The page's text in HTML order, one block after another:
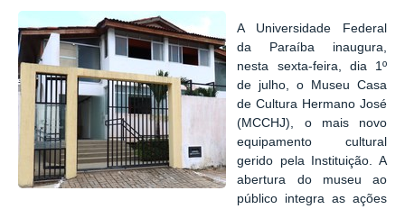
A Universidade Federal
da Paraíba inaugura,
nesta sexta-feira, dia 1º
de julho, o Museu Casa
de Cultura Hermano José
(MCCHJ), o mais novo
equipamento cultural
gerido pela Instituição. A
abertura do museu ao
público integra as ações